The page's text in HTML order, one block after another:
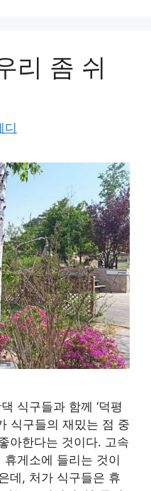
리 좀 쉬
디
식구들과 함께 ‘덕평
식구들의 재밌는 점 중
아한다는 것이다. 고속
게소에 들리는 것이
데, 처가 식구들은 휴